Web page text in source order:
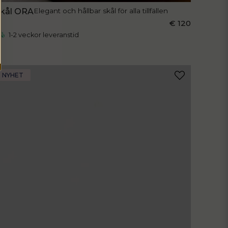
Skål ORAElegant och hållbar skål för alla tillfällen
€ 120
1-2 veckor leveranstid
NYHET